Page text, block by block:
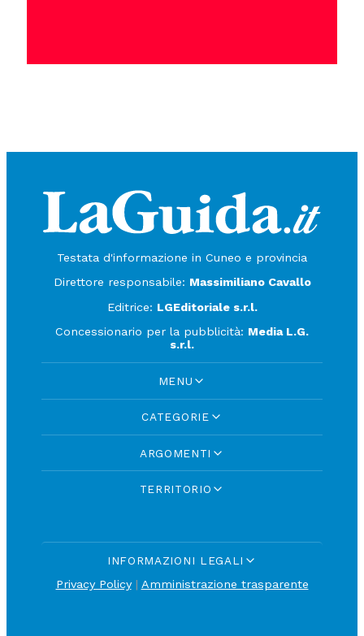
Testata d'informazione in Cuneo e provincia
Direttore responsabile: Massimiliano Cavallo
Editrice: LGEditoriale s.r.l.
Concessionario per la pubblicità: Media L.G.
s.r.l.
MENU
CATEGORIE
ARGOMENTI
TERRITORIO
INFORMAZIONI LEGALI
Privacy Policy| Amministrazione trasparente